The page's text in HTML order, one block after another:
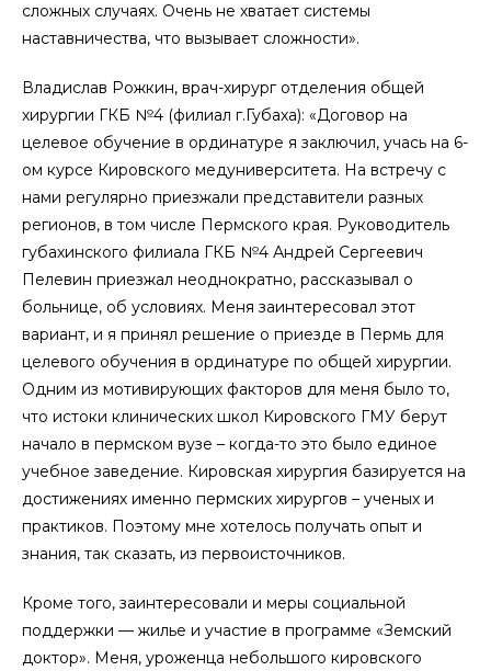
сложных случаях. Очень не хватает системы
наставничества, что вызывает сложности».
Владислав Рожкин, врач-хирург отделения общей
хирургии ГКБ №4 (филиал г.Губаха): «Договор на
целевое обучение в ординатуре я заключил, учась на 6-
ом курсе Кировского медуниверситета. На встречу с
нами регулярно приезжали представители разных
регионов, в том числе Пермского края. Руководитель
губахинского филиала ГКБ №4 Андрей Сергеевич
Пелевин приезжал неоднократно, рассказывал о
больнице, об условиях. Меня заинтересовал этот
вариант, и я принял решение о приезде в Пермь для
целевого обучения в ординатуре по общей хирургии.
Одним из мотивирующих факторов для меня было то,
что истоки клинических школ Кировского ГМУ берут
начало в пермском вузе – когда-то это было единое
учебное заведение. Кировская хирургия базируется на
достижениях именно пермских хирургов – ученых и
практиков. Поэтому мне хотелось получать опыт и
знания, так сказать, из первоисточников.
Кроме того, заинтересовали и меры социальной
поддержки — жилье и участие в программе «Земский
доктор». Меня, уроженца небольшого кировского